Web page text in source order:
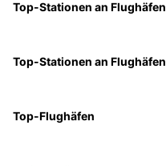
Top-Stationen an Flughäfen
Top-Stationen an Flughäfen
Top-Flughäfen